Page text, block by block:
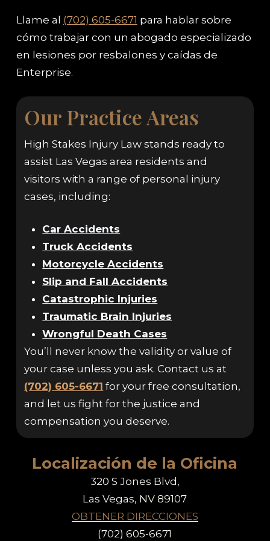
Llame al (702) 605-6671 para hablar sobre
cómo trabajar con un abogado especializado
en lesiones por resbalones y caídas de
Enterprise.
Our Practice Areas
High Stakes Injury Law stands ready to
assist Las Vegas area residents and
visitors with a range of personal injury
cases, including:
Car Accidents
Truck Accidents
Motorcycle Accidents
Slip and Fall Accidents
Catastrophic Injuries
Traumatic Brain Injuries
Wrongful Death Cases
You’ll never know the validity or value of
your case unless you ask. Contact us at
(702) 605-6671 for your free consultation,
and let us fight for the justice and
compensation you deserve.
Localización de la Oficina
320 S Jones Blvd,
Las Vegas, NV 89107
OBTENER DIRECCIONES
(702) 605-6671